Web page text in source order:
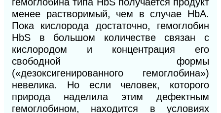
менее растворимый, чем в случае НbА.
Пока кислорода достаточно, гемоглобин
HbS в большом количестве связан с
кислородом и концентрация его
свободной формы
(«дезоксигенированного гемоглобина»)
невелика. Но если человек, которого
природа наделила этим дефектным
гемоглобином, находится в условиях